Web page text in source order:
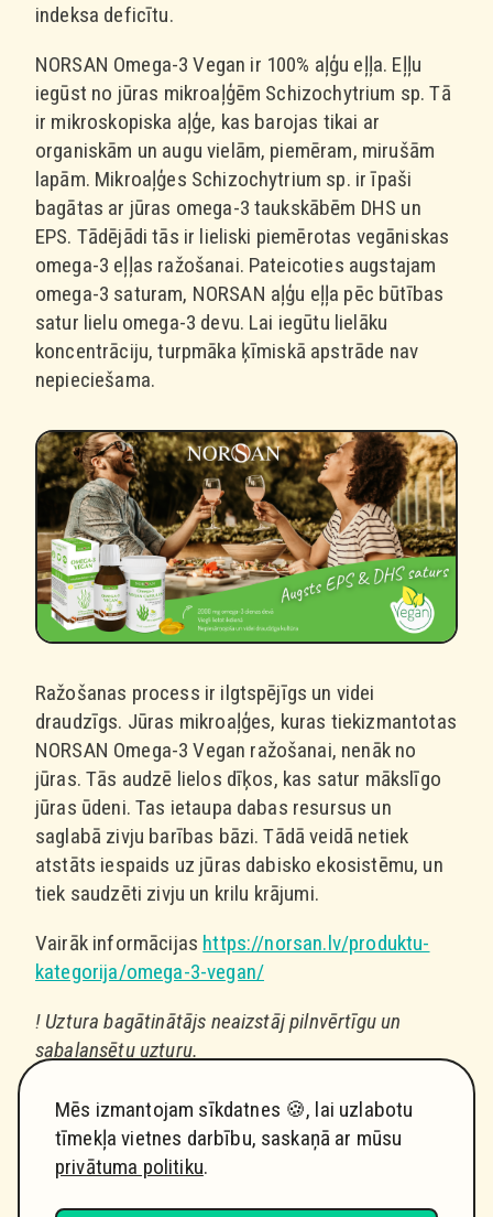
indeksa deficītu.
NORSAN Omega-3 Vegan ir 100% aļģu eļļa. Eļļu
iegūst no jūras mikroaļģēm Schizochytrium sp. Tā
ir mikroskopiska aļģe, kas barojas tikai ar
organiskām un augu vielām, piemēram, mirušām
lapām. Mikroaļģes Schizochytrium sp. ir īpaši
bagātas ar jūras omega-3 taukskābēm DHS un
EPS. Tādējādi tās ir lieliski piemērotas vegāniskas
omega-3 eļļas ražošanai. Pateicoties augstajam
omega-3 saturam, NORSAN aļģu eļļa pēc būtības
satur lielu omega-3 devu. Lai iegūtu lielāku
koncentrāciju, turpmāka ķīmiskā apstrāde nav
nepieciešama.
Ražošanas process ir ilgtspējīgs un videi
draudzīgs. Jūras mikroaļģes, kuras tiekizmantotas
NORSAN Omega-3 Vegan ražošanai, nenāk no
jūras. Tās audzē lielos dīķos, kas satur mākslīgo
jūras ūdeni. Tas ietaupa dabas resursus un
saglabā zivju barības bāzi. Tādā veidā netiek
atstāts iespaids uz jūras dabisko ekosistēmu, un
tiek saudzēti zivju un krilu krājumi.
Vairāk informācijas https://norsan.lv/produktu-
kategorija/omega-3-vegan/
! Uztura bagātinātājs neaizstāj pilnvērtīgu un
sabalansētu uzturu.
Mēs izmantojam sīkdatnes 🍪, lai uzlabotu
tīmekļa vietnes darbību, saskaņā ar mūsu
privātuma politiku.